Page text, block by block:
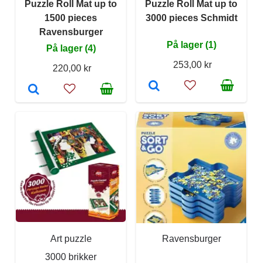
Puzzle Roll Mat up to
1500 pieces
Ravensburger
På lager (4)
220,00 kr
Puzzle Roll Mat up to
3000 pieces Schmidt
På lager (1)
253,00 kr
Art puzzle
3000 brikker
Ravensburger